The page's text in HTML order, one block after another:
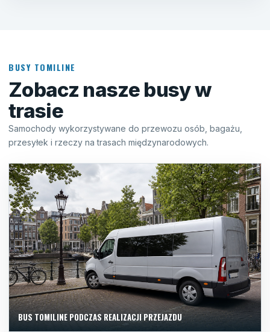
BUSY TOMILINE
Zobacz nasze busy w
trasie
Samochody wykorzystywane do przewozu osób, bagażu,
przesyłek i rzeczy na trasach międzynarodowych.
BUS TOMILINE PODCZAS REALIZACJI PRZEJAZDU